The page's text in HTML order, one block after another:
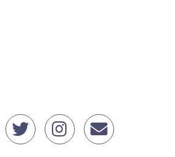
retrouver sur
Nous retrouver sur
Nous